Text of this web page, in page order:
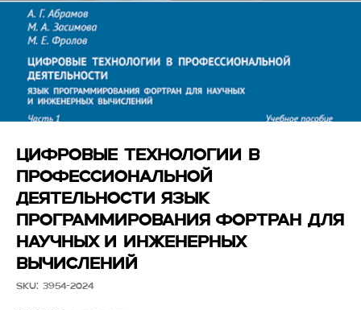
ЦИФРОВЫЕ ТЕХНОЛОГИИ В
ПРОФЕССИОНАЛЬНОЙ
ДЕЯТЕЛЬНОСТИ ЯЗЫК
ПРОГРАММИРОВАНИЯ ФОРТРАН ДЛЯ
НАУЧНЫХ И ИНЖЕНЕРНЫХ
ВЫЧИСЛЕНИЙ
SKU: 3954-2024